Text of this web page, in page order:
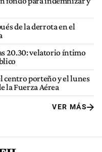
de la derrota en el
20.30: velatorio íntimo
centro porteño y el lunes
la Fuerza Aérea
VER MÁS